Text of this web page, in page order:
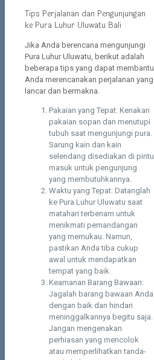
Tips Perjalanan dan Pengunjungan
ke Pura Luhur Uluwatu Bali
Jika Anda berencana mengunjungi
Pura Luhur Uluwatu, berikut adalah
beberapa tips yang dapat membantu
Anda merencanakan perjalanan yang
lancar dan bermakna.
Pakaian yang Tepat: Kenakan
pakaian sopan dan menutupi
tubuh saat mengunjungi pura.
Sarung kain dan kain
selendang disediakan di pintu
masuk untuk pengunjung
yang membutuhkannya.
Waktu yang Tepat: Datanglah
ke Pura Luhur Uluwatu saat
matahari terbenam untuk
menikmati pemandangan
yang memukau. Namun,
pastikan Anda tiba cukup
awal untuk mendapatkan
tempat yang baik.
Keamanan Barang Bawaan:
Jagalah barang bawaan Anda
dengan baik dan hindari
meninggalkannya begitu saja.
Jangan mengenakan
perhiasan yang mencolok
atau memperlihatkan tanda-